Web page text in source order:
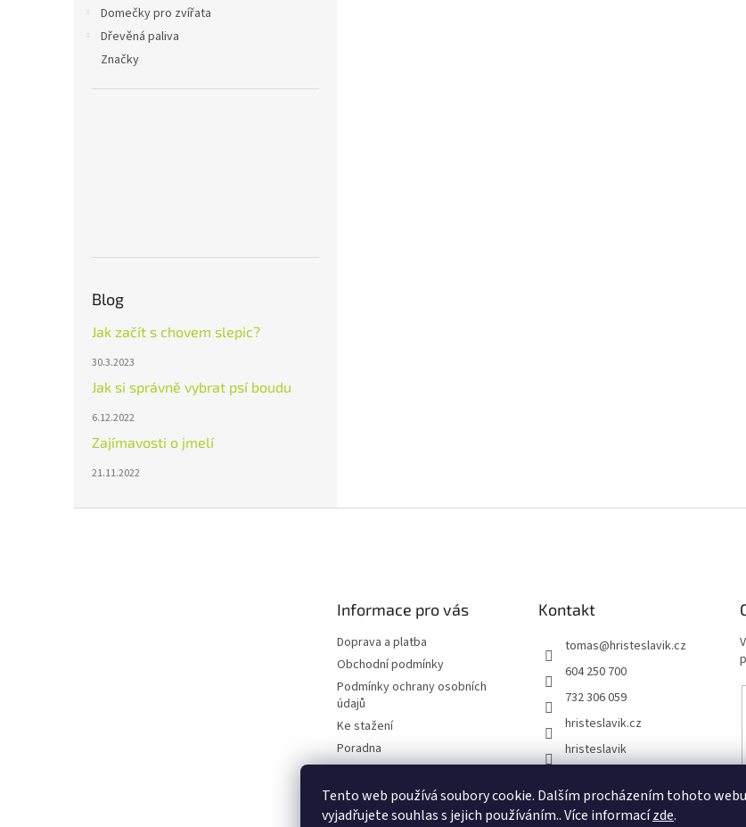
Tento web používá soubory cookie. Dalším procházením tohoto webu
vyjadřujete souhlas s jejich používáním.. Více informacízde.
Domečky pro zvířata
Dřevěná paliva
Značky
Blog
Jak začít s chovem slepic?
30.3.2023
Jak si správně vybrat psí boudu
6.12.2022
Zajímavosti o jmelí
21.11.2022
Informace pro vás
Doprava a platba
Obchodní podmínky
Podmínky ochrany osobních
údajů
Ke stažení
Poradna
Kontakt
tomas@hristeslavik.cz
604 250 700
732 306 059
hristeslavik.cz
hristeslavik